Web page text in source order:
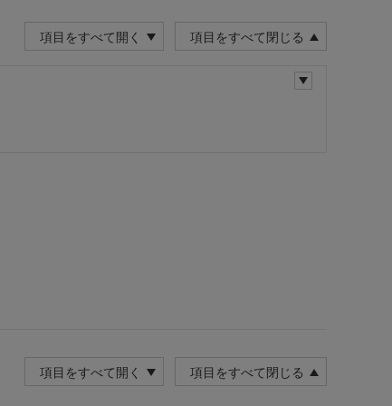
項目をすべて開く 項目をすべて閉じる
項目をすべて開く 項目をすべて閉じる